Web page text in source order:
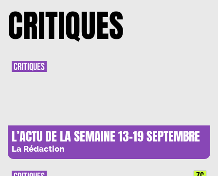
CRITIQUES
L’ACTU DE LA SEMAINE 13-19 SEPTEMBRE
La Rédaction
CRITIQUES